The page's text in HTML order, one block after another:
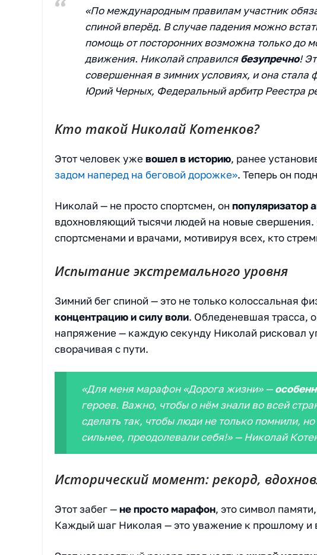
«По международным правилам участник
спиной вперёд. В случае падения можно
помощь от посторонних возможна только до
движения. Николай справилсябезупречно!
совершенная в зимних условиях, и она стала
Юрий Черных, Федеральный арбитр Реестра
Кто такой Николай Котенков?
Этот человек уже вошел в историю, ранее
задом наперед на беговой дорожке». Теперь он
Николай — не просто спортсмен, он популяризатор
вдохновляющий тысячи людей на новые свершения.
спортсменами и врачами, мотивируя всех, кто
Испытание экстремального уровня
Зимний бег спиной — это не только колоссальная
концентрацию и силу воли. Обледеневшая трасса,
напряжение — каждую секунду Николай рисковал
сворачивая с пути.
«Для меня марафон «Дорога жизни» —
героев. Важно, чтобы о нём знали во всей
сделать так, чтобы люди не только помнили,
сильнее, преодолевали себя!» — Николай
Исторический момент: рекорд,
Этот забег —не просто марафон, это символ
Каждый шаг Николая — это уважение к прошлому и